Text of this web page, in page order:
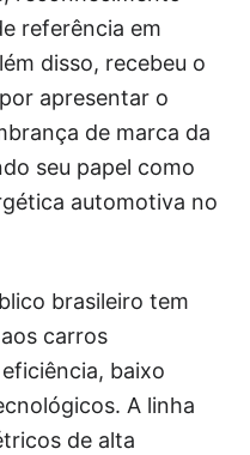
referência em
disso, recebeu o
apresentar o
de marca da
seu papel como
automotiva no
brasileiro tem
carros
baixo
A linha
de alta